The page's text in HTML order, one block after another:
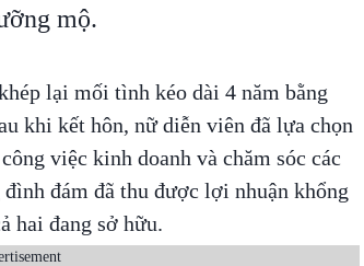
mộ.
lại mối tình kéo dài 4 năm bằng
khi kết hôn, nữ diễn viên đã lựa chọn
việc kinh doanh và chăm sóc các
đám đã thu được lợi nhuận khổng
hai đang sở hữu.